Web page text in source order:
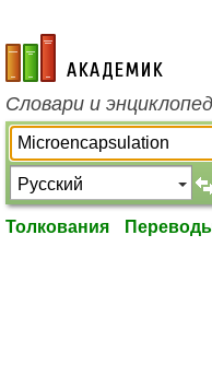
academic.ru
Словари и
Толкования